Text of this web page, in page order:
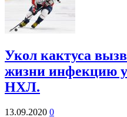
Укол кактуса
жизни инфекцию
НХЛ.
13.09.2020 0